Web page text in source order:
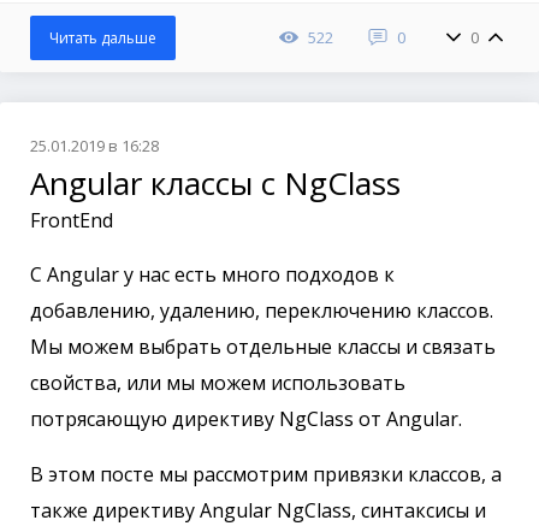
522 0 0
Читать дальше
25.01.2019 в 16:28
Angular классы с NgClass
FrontEnd
С Angular у нас есть много подходов к
добавлению, удалению, переключению классов.
Мы можем выбрать отдельные классы и связать
свойства, или мы можем использовать
потрясающую директиву NgClass от Angular.
В этом посте мы рассмотрим привязки классов, а
также директиву Angular NgClass, синтаксисы и